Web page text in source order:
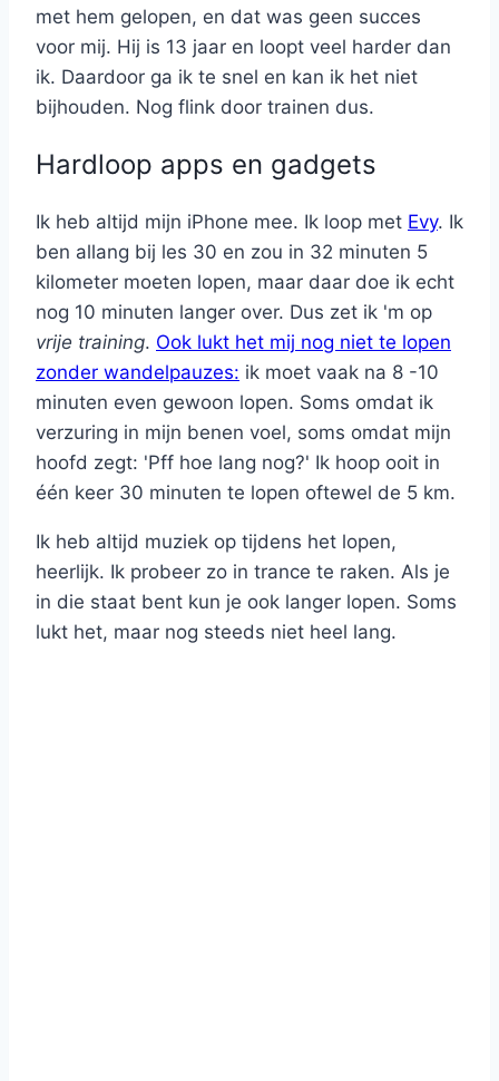
met hem gelopen, en dat was geen succes
voor mij. Hij is 13 jaar en loopt veel harder dan
ik. Daardoor ga ik te snel en kan ik het niet
bijhouden. Nog flink door trainen dus.
Hardloop apps en gadgets
Ik heb altijd mijn iPhone mee. Ik loop met Evy. Ik
ben allang bij les 30 en zou in 32 minuten 5
kilometer moeten lopen, maar daar doe ik echt
nog 10 minuten langer over. Dus zet ik 'm op
vrije training. Ook lukt het mij nog niet te lopen
zonder wandelpauzes: ik moet vaak na 8 -10
minuten even gewoon lopen. Soms omdat ik
verzuring in mijn benen voel, soms omdat mijn
hoofd zegt: 'Pff hoe lang nog?' Ik hoop ooit in
één keer 30 minuten te lopen oftewel de 5 km.
Ik heb altijd muziek op tijdens het lopen,
heerlijk. Ik probeer zo in trance te raken. Als je
in die staat bent kun je ook langer lopen. Soms
lukt het, maar nog steeds niet heel lang.